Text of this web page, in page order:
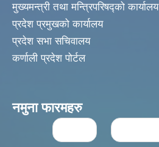
मुख्यमन्त्री तथा मन्त्रिपरिषद्को कार्यालय
प्रदेश प्रमुखको कार्यालय
प्रदेश सभा सचिवालय
कर्णाली प्रदेश पोर्टल
नमुना फारमहरु
Pages